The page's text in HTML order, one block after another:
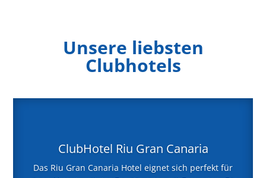
Unsere liebsten
Clubhotels
ClubHotel Riu Gran Canaria
Das Riu Gran Canaria Hotel eignet sich perfekt für